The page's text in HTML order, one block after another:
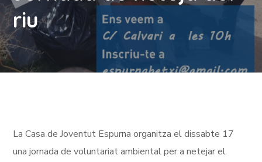
riu
La Casa de Joventut Espurna organitza el dissabte 17
una jornada de voluntariat ambiental per a netejar el